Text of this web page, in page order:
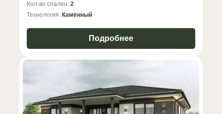
Кол-во спален: 2
Технология: Каменный
Подробнее